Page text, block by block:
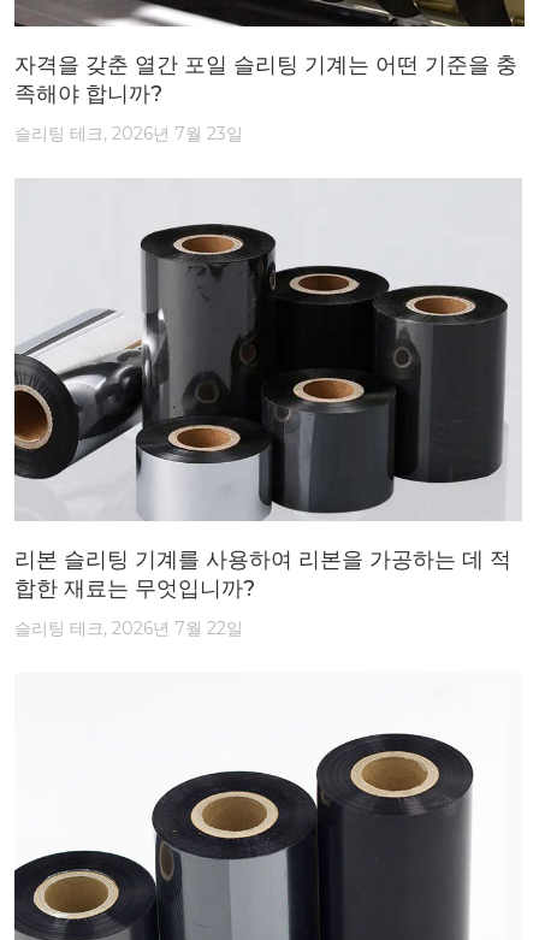
자격을 갖춘 열간 포일 슬리팅 기계는 어떤 기준을 충
족해야 합니까?
슬리팅 테크, 2026년 7월 23일
리본 슬리팅 기계를 사용하여 리본을 가공하는 데 적
합한 재료는 무엇입니까?
슬리팅 테크, 2026년 7월 22일